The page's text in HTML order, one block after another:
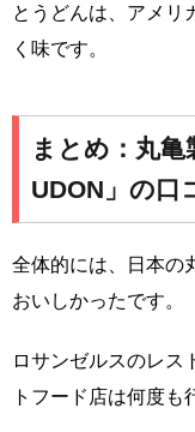
とうどんは、アメリ
く味です。
まとめ：丸
UDON」の口
全体的には、日本の
おいしかったです。
ロサンゼルスのレス
トフード店は何度も